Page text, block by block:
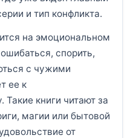
и тип конфликта.
на эмоциональном
спорить,
с чужими
ее к
книги читают за
магии или бытовой
от